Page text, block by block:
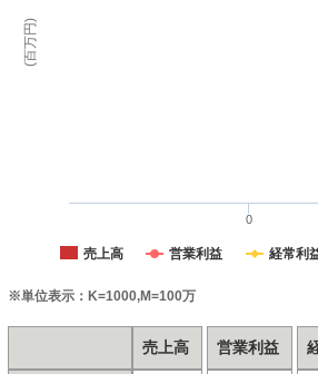
(百万円)
売上高 営業利益 経常利
0
※単位表示：K=1000,M=100万
売上高 営業利益